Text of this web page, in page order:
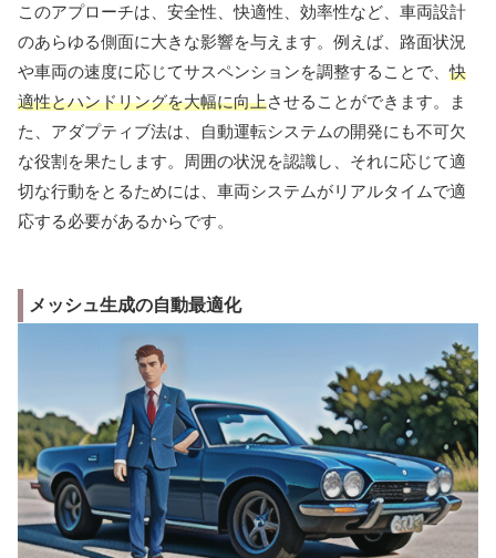
このアプローチは、安全性、快適性、効率性など、車両設計
のあらゆる側面に大きな影響を与えます。例えば、路面状況
や車両の速度に応じてサスペンションを調整することで、快
適性とハンドリングを大幅に向上させることができます。ま
た、アダプティブ法は、自動運転システムの開発にも不可欠
な役割を果たします。周囲の状況を認識し、それに応じて適
切な行動をとるためには、車両システムがリアルタイムで適
応する必要があるからです。
メッシュ生成の自動最適化